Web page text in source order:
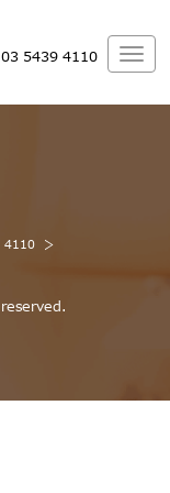
03 5439 4110
4110